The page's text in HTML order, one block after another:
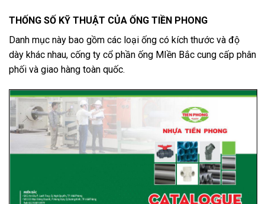
THỐNG SỐ KỸ THUẬT CỦA ỐNG TIỀN PHONG
Danh mục này bao gồm các loại ống có kích thước và độ
dày khác nhau, cống ty cổ phần ống MIền Bắc cung cấp phân
phối và giao hàng toàn quốc.